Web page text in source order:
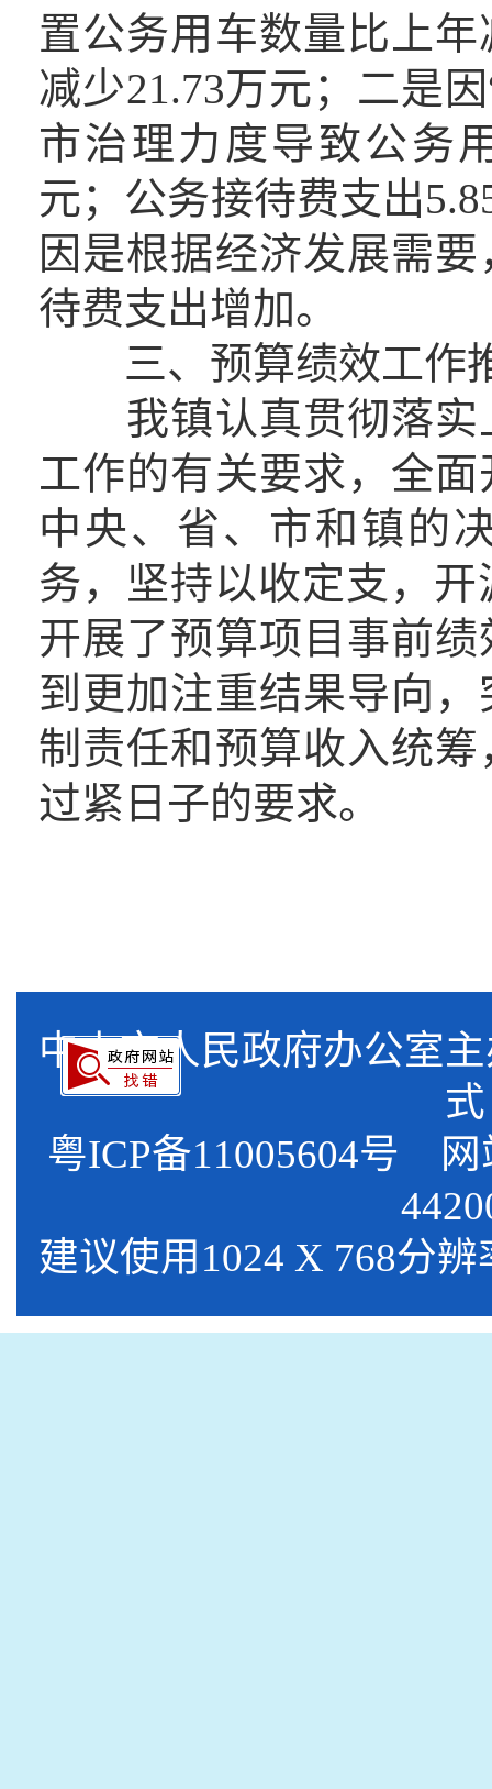
置公务用车数量比上
减少21.73万元；二是
市治理力度导致公务
元；公务接待费支出
因是根据经济发展需
待费支出增加。
三、预算绩效工作
我镇认真贯彻落实
工作的有关要求，全
中央、省、市和镇的
务，坚持以收定支，
开展了预算项目事前
到更加注重结果导向
制责任和预算收入统
过紧日子的要求。
中山市人民政府办公
式
粤ICP备11005604号 网
建议使用1024 X 768分